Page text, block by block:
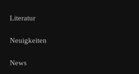
Literatur
Neuigkeiten
News